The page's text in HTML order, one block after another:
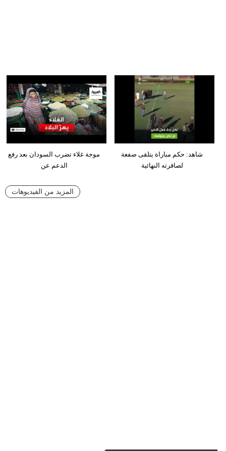
موجة غلاء تضرب السودان بعد رفع
الدعم عن
شاهد: حكم مباراة يتلقى صفعة
لصافرته النهائية
المزيد من الفيديوهات